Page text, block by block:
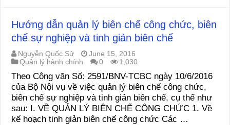
Hướng dẫn quản lý biên chế công chức, biên
chế sự nghiệp và tinh giản biên chế
Nguyễn Quốc Sử
June 15, 2016
Quản lý hành chính
0 1,030
Theo Công văn Số: 2591/BNV-TCBC ngày 10/6/2016
của Bộ Nội vụ về việc quản lý biên chế công chức,
biên chế sự nghiệp và tinh giản biên chế, cụ thể như
sau: I. VỀ QUẢN LÝ BIÊN CHẾ CÔNG CHỨC 1. Về
kế hoạch tinh giản biên chế công chức Các …